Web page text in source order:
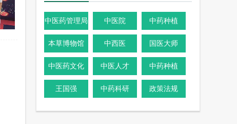
中医药管理局 中医院 中药种植
本草博物馆 中西医 国医大师
中医药文化 中医人才 中药种植
王国强 中药科研 政策法规